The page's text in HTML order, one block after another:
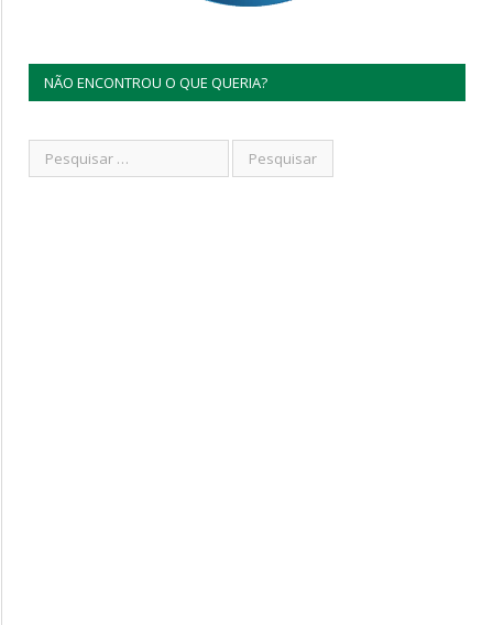
NÃO ENCONTROU O QUE QUERIA?